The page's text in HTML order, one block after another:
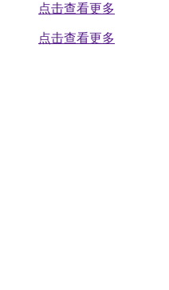
点击查看更多
点击查看更多